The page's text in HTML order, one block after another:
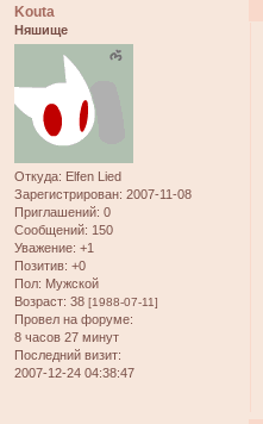
Kouta
Няшище
Откуда: Elfen Lied
Зарегистрирован: 2007-11-08
Приглашений: 0
Сообщений: 150
Уважение: +1
Позитив: +0
Пол: Мужской
Возраст: 38 [1988-07-11]
Провел на форуме:
8 часов 27 минут
Последний визит:
2007-12-24 04:38:47